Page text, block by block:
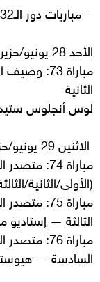
- مباريات دور الـ32
الأحد 28 يونيو/حزيران 2026
مباراة
الثانية
لوس أنجلوس
الاثنين 29 يونيو/حزيران 2026
مباراة 74: متصدر المجموعة الخامسة × أفضل ثالث
(الأولى/الثانية/
مباراة
الثالثة — إستاديو
مباراة 76:
السادسة —